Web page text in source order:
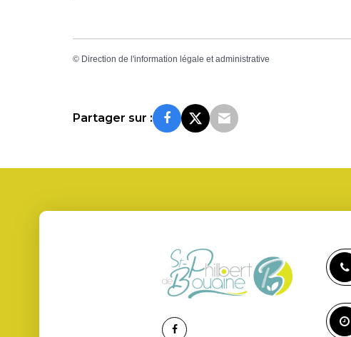
© Direction de l'information légale et administrative
Partager sur :